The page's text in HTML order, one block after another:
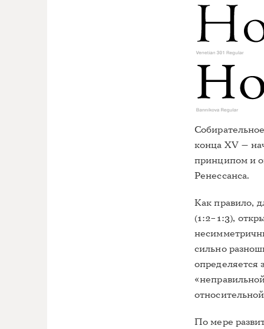
конца XV —
принципом и
Ренессанса.
Как правило,
(1:2–1:3),
сильно
определяется
По мере